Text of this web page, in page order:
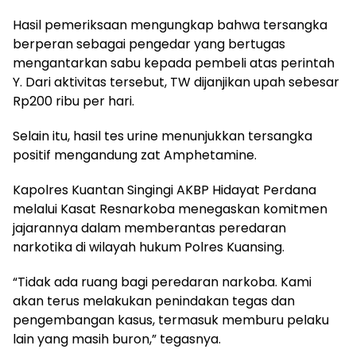
Hasil pemeriksaan mengungkap bahwa tersangka
berperan sebagai pengedar yang bertugas
mengantarkan sabu kepada pembeli atas perintah
Y. Dari aktivitas tersebut, TW dijanjikan upah sebesar
Rp200 ribu per hari.
Selain itu, hasil tes urine menunjukkan tersangka
positif mengandung zat Amphetamine.
Kapolres Kuantan Singingi AKBP Hidayat Perdana
melalui Kasat Resnarkoba menegaskan komitmen
jajarannya dalam memberantas peredaran
narkotika di wilayah hukum Polres Kuansing.
“Tidak ada ruang bagi peredaran narkoba. Kami
akan terus melakukan penindakan tegas dan
pengembangan kasus, termasuk memburu pelaku
lain yang masih buron,” tegasnya.